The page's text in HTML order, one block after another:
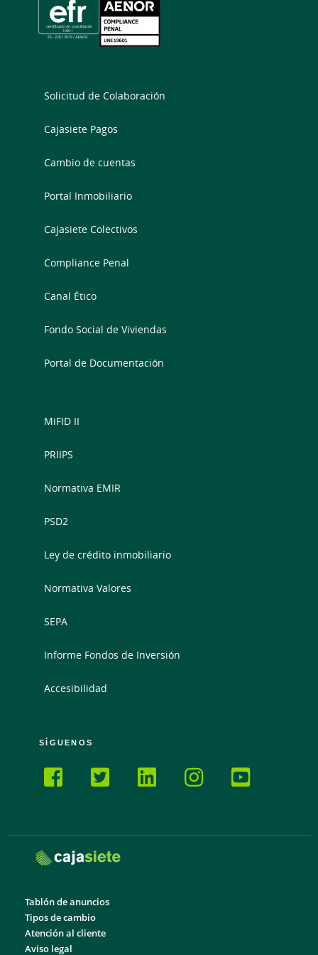
Solicitud de Colaboración
Cajasiete Pagos
Cambio de cuentas
Portal Inmobiliario
Cajasiete Colectivos
Compliance Penal
Canal Ético
Fondo Social de Viviendas
Portal de Documentación
MiFID II
PRIIPS
Normativa EMIR
PSD2
Ley de crédito inmobiliario
Normativa Valores
SEPA
Informe Fondos de Inversión
Accesibilidad
SÍGUENOS
Tablón de anuncios
Tipos de cambio
Atención al cliente
Aviso legal